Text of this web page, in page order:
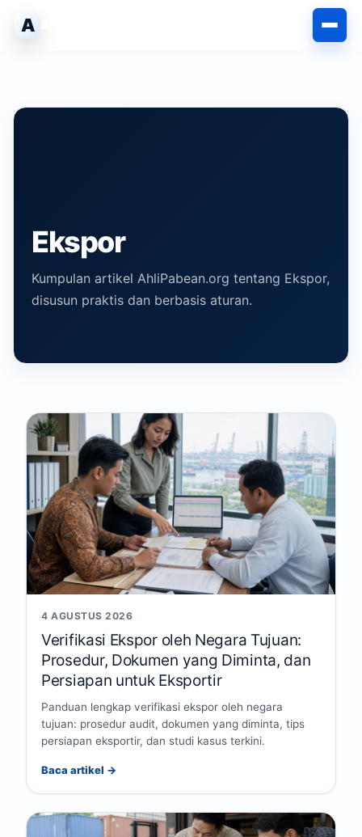
A
Ekspor
Kumpulan artikel AhliPabean.org tentang Ekspor,
disusun praktis dan berbasis aturan.
4 AGUSTUS 2026
Verifikasi Ekspor oleh Negara Tujuan:
Prosedur, Dokumen yang Diminta, dan
Persiapan untuk Eksportir
Panduan lengkap verifikasi ekspor oleh negara
tujuan: prosedur audit, dokumen yang diminta, tips
persiapan eksportir, dan studi kasus terkini.
Baca artikel →